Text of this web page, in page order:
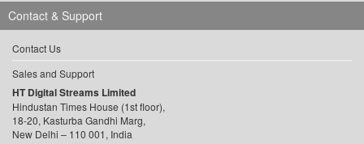
Contact & Support
Contact Us
Sales and Support
HT Digital Streams Limited
Hindustan Times House (1st floor),
18-20, Kasturba Gandhi Marg,
New Delhi – 110 001, India